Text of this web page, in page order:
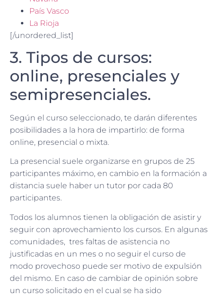
País Vasco
La Rioja
[/unordered_list]
3. Tipos de cursos:
online, presenciales y
semipresenciales.
Según el curso seleccionado, te darán diferentes
posibilidades a la hora de impartirlo: de forma
online, presencial o mixta.
La presencial suele organizarse en grupos de 25
participantes máximo, en cambio en la formación a
distancia suele haber un tutor por cada 80
participantes.
Todos los alumnos tienen la obligación de asistir y
seguir con aprovechamiento los cursos. En algunas
comunidades, tres faltas de asistencia no
justificadas en un mes o no seguir el curso de
modo provechoso puede ser motivo de expulsión
del mismo. En caso de cambiar de opinión sobre
un curso solicitado en el cual se ha sido